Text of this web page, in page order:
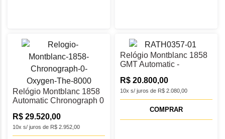
Relógio Montblanc 1858
Automatic Chronograph 0
MB130983
10x s/ juros de R$ 2.952,00
R$ 29.520,00
Relógio Montblanc 1858
GMT Automatic -
10x s/ juros de R$ 2.080,00
R$ 20.800,00
COMPRAR